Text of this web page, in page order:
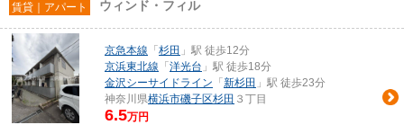
賃貸｜アパート ウィンド・フィル
京急本線 「 杉田 」駅 徒歩12分
京浜東北線 「 洋光台 」駅 徒歩18分
金沢シーサイドライン 「 新杉田 」駅 徒歩23分
神奈川県横浜市磯子区杉田 ３丁目
6.5万円